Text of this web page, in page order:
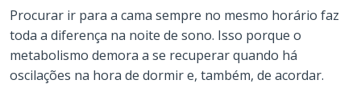
Procurar ir para a cama sempre no mesmo horário faz
toda a diferença na noite de sono. Isso porque o
metabolismo demora a se recuperar quando há
oscilações na hora de dormir e, também, de acordar.